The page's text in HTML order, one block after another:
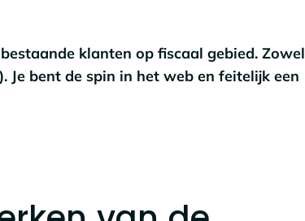
klanten op fiscaal gebied. Zowel
Je bent de spin in het web en feitelijk een